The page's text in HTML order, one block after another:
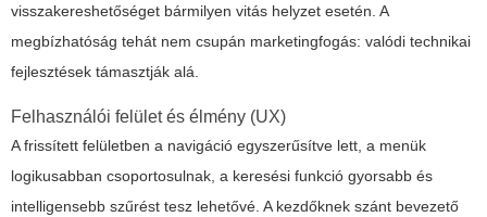
visszakereshetőséget bármilyen vitás helyzet esetén. A
megbízhatóság tehát nem csupán marketingfogás: valódi technikai
fejlesztések támasztják alá.
Felhasználói felület és élmény (UX)
A frissített felületben a navigáció egyszerűsítve lett, a menük
logikusabban csoportosulnak, a keresési funkció gyorsabb és
intelligensebb szűrést tesz lehetővé. A kezdőknek szánt bevezető